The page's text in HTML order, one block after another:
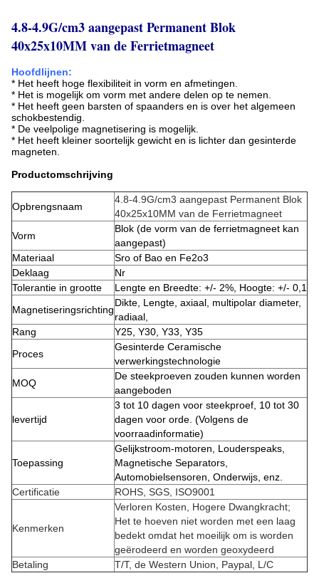
4.8-4.9G/cm3 aangepast Permanent Blok
40x25x10MM van de Ferrietmagneet
Hoofdlijnen:
* Het heeft hoge flexibiliteit in vorm en afmetingen.
* Het is mogelijk om vorm met andere delen op te nemen.
* Het heeft geen barsten of spaanders en is over het algemeen
schokbestendig.
* De veelpolige magnetisering is mogelijk.
* Het heeft kleiner soortelijk gewicht en is lichter dan gesinterde
magneten.
Productomschrijving
Opbrengsnaam
4.8-4.9G/cm3 aangepast Permanent Blok
40x25x10MM van de Ferrietmagneet
Vorm
Blok (de vorm van de ferrietmagneet kan
aangepast)
Materiaal
Sro of Bao en Fe2o3
Deklaag
Nr
Tolerantie in grootte
Lengte en Breedte: +/- 2%, Hoogte: +/- 0,1
Magnetiseringsrichting
Dikte, Lengte, axiaal, multipolar diameter,
radiaal,
Rang
Y25, Y30, Y33, Y35
Proces
Gesinterde Ceramische
verwerkingstechnologie
MOQ
De steekproeven zouden kunnen worden
aangeboden
levertijd
3 tot 10 dagen voor steekproef, 10 tot 30
dagen voor orde. (Volgens de
voorraadinformatie)
Toepassing
Gelijkstroom-motoren, Louderspeaks,
Magnetische Separators,
Automobielsensoren, Onderwijs, enz.
Certificatie
ROHS, SGS, ISO9001
Kenmerken
Verloren Kosten, Hogere Dwangkracht;
Het te hoeven niet worden met een laag
bedekt omdat het moeilijk om is worden
geërodeerd en worden geoxydeerd
Betaling
T/T, de Western Union, Paypal, L/C